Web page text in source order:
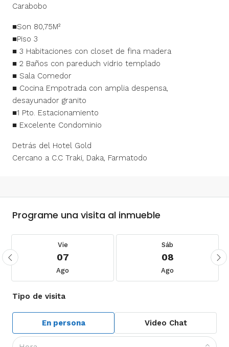
Carabobo
■Son 80,75M²
■Piso 3
■ 3 Habitaciones con closet de fina madera
■ 2 Baños con pareduch vidrio templado
■ Sala Comedor
■ Cocina Empotrada con amplia despensa,
desayunador granito
■1 Pto. Estacionamiento
■ Excelente Condominio
Detrás del Hotel Gold
Cercano a C.C Traki, Daka, Farmatodo
Programe una visita al inmueble
Vie
07
Ago
Sáb
08
Ago
Tipo de visita
En persona Video Chat